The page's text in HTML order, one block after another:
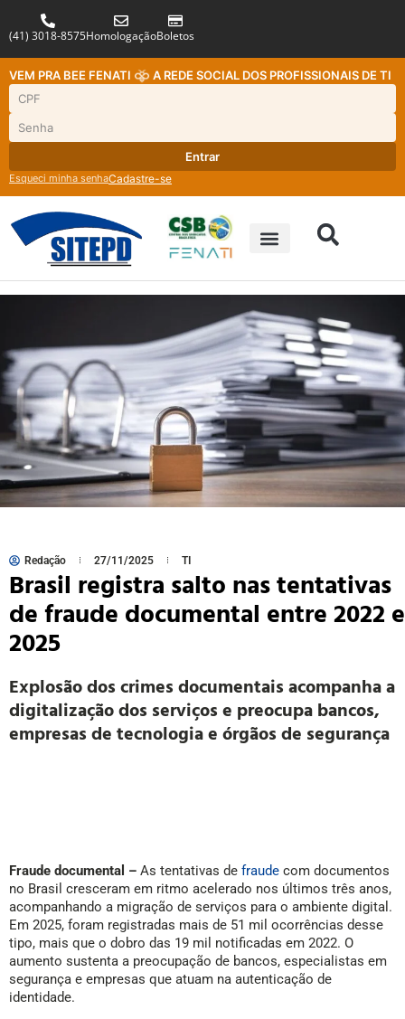
(41) 3018-8575HomologaçãoBoletos
VEM PRA BEE FENATI A REDE SOCIAL DOS PROFISSIONAIS DE TI
Entrar
Esqueci minha senhaCadastre-se
Redação 27/11/2025 TI
Brasil registra salto nas tentativas
de fraude documental entre 2022 e
2025
Explosão dos crimes documentais acompanha a
digitalização dos serviços e preocupa bancos,
empresas de tecnologia e órgãos de segurança
Fraude documental – As tentativas de fraude com documentos
no Brasil cresceram em ritmo acelerado nos últimos três anos,
acompanhando a migração de serviços para o ambiente digital.
Em 2025, foram registradas mais de 51 mil ocorrências desse
tipo, mais que o dobro das 19 mil notificadas em 2022. O
aumento sustenta a preocupação de bancos, especialistas em
segurança e empresas que atuam na autenticação de
identidade.